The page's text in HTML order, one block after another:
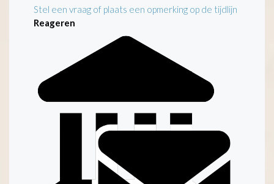
Stel een vraag of plaats een opmerking op de tijdlijn
Reageren